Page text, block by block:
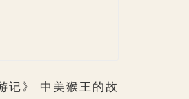
记》 中美猴王的故